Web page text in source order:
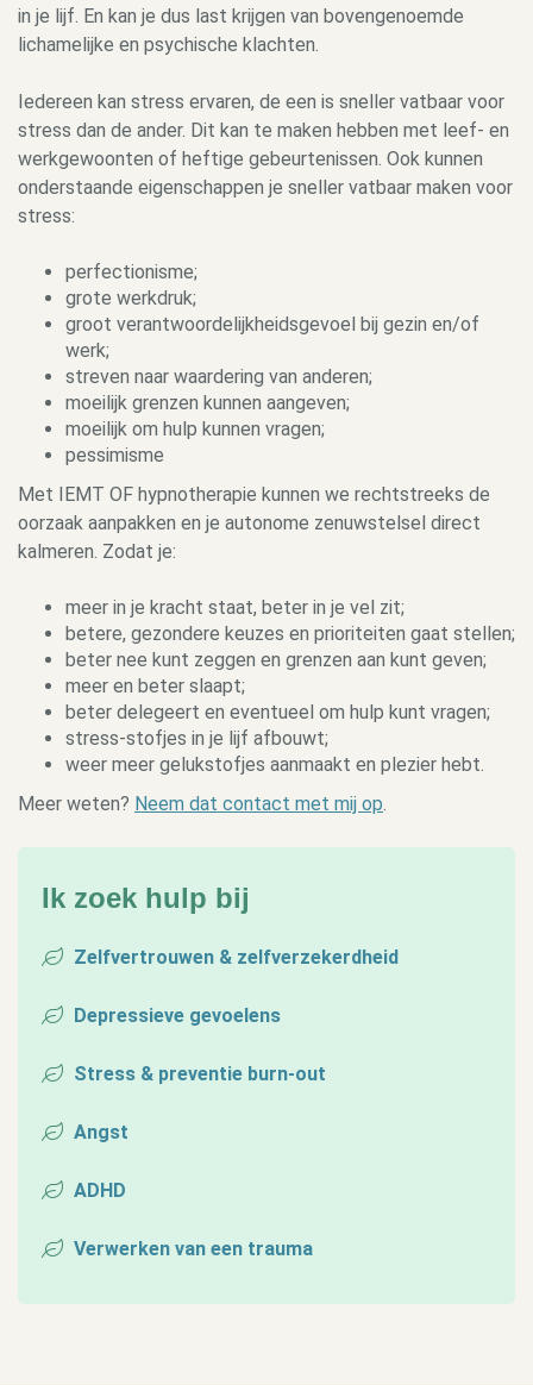
in je lijf. En kan je dus last krijgen van bovengenoemde
lichamelijke en psychische klachten.
Iedereen kan stress ervaren, de een is sneller vatbaar voor
stress dan de ander. Dit kan te maken hebben met leef- en
werkgewoonten of heftige gebeurtenissen. Ook kunnen
onderstaande eigenschappen je sneller vatbaar maken voor
stress:
perfectionisme;
grote werkdruk;
groot verantwoordelijkheidsgevoel bij gezin en/of
werk;
streven naar waardering van anderen;
moeilijk grenzen kunnen aangeven;
moeilijk om hulp kunnen vragen;
pessimisme
Met IEMT OF hypnotherapie kunnen we rechtstreeks de
oorzaak aanpakken en je autonome zenuwstelsel direct
kalmeren. Zodat je:
meer in je kracht staat, beter in je vel zit;
betere, gezondere keuzes en prioriteiten gaat stellen;
beter nee kunt zeggen en grenzen aan kunt geven;
meer en beter slaapt;
beter delegeert en eventueel om hulp kunt vragen;
stress-stofjes in je lijf afbouwt;
weer meer gelukstofjes aanmaakt en plezier hebt.
Meer weten? Neem dat contact met mij op
Ik zoek hulp bij
Zelfvertrouwen & zelfverzekerdheid
Depressieve gevoelens
Stress & preventie burn-out
Angst
ADHD
Verwerken van een trauma